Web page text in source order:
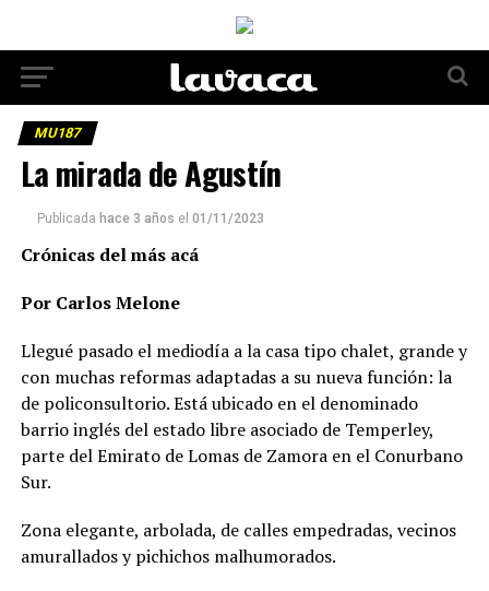
MU187
La mirada de Agustín
Publicada hace 3 años el 01/11/2023
Crónicas del más acá
Por Carlos Melone
Llegué pasado el mediodía a la casa tipo chalet, grande y
con muchas reformas adaptadas a su nueva función: la
de policonsultorio. Está ubicado en el denominado
barrio inglés del estado libre asociado de Temperley,
parte del Emirato de Lomas de Zamora en el Conurbano
Sur.
Zona elegante, arbolada, de calles empedradas, vecinos
amurallados y pichichos malhumorados.